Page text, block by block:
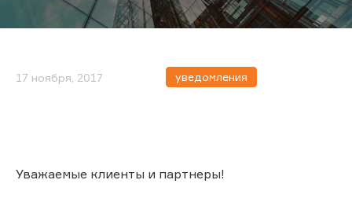
17 ноября, 2017 уведомления
Уважаемые клиенты и партнеры!